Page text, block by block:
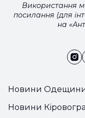
Новини
Новини
Використання
посилання (для
на